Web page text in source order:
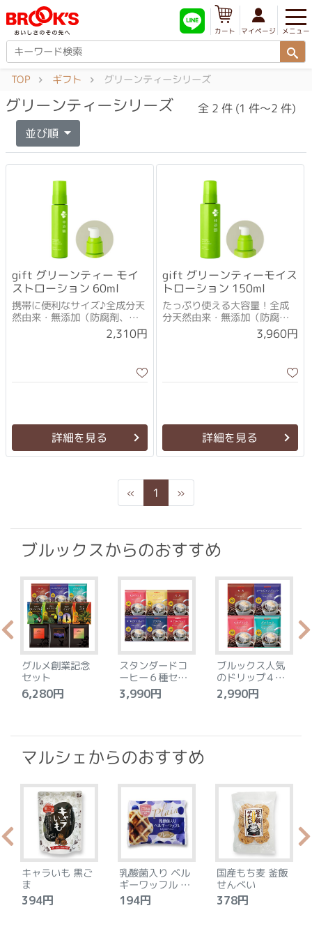
メニュー
マイページ
カート
TOP ギフト グリーンティーシリーズ
グリーンティーシリーズ 全 2 件 (1 件～2 件)
並び順
gift グリーンティー モイ
ストローション 60ml
携帯に便利なサイズ♪全成分天
然由来・無添加（防腐剤、合
成界面活性剤、鉱物油、人工
香料、合成着色料）のフェイ
2,310円
詳細を見る
gift グリーンティーモイス
トローション 150ml
たっぷり使える大容量！全成
分天然由来・無添加（防腐
剤、合成界面活性剤、鉱物
油、人工香料、合成着色料）
3,960円
詳細を見る
« Previous
1 »Next
ブルックスからのおすすめ
グルメ創業記念
セット
6,280円
スタンダードコ
ーヒー６種セッ
ト
3,990円
ブルックス人気
のドリップ４種
セット
2,990円
マルシェからのおすすめ
キャラいも 黒ご
ま
394円
乳酸菌入り ベル
ギーワッフル プ
レーン
194円
国産もち麦 釜飯
せんべい
378円